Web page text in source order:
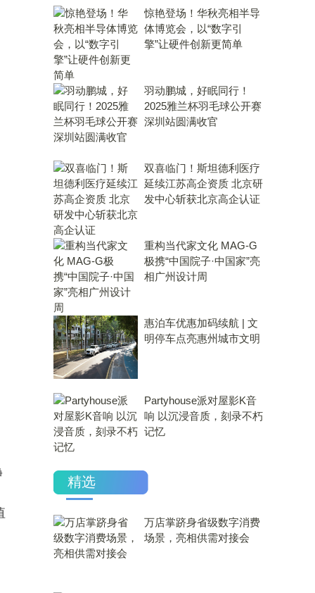
惊艳登场！华秋亮相半导
体博览会，以“数字引
擎”让硬件创新更简单
羽动鹏城，好眠同行！
2025雅兰杯羽毛球公开赛
深圳站圆满收官
双喜临门！斯坦德利医疗
延续江苏高企资质 北京研
发中心斩获北京高企认证
重构当代家文化 MAG-G
极携“中国院子·中国家”亮
相广州设计周
惠泊车优惠加码续航 | 文
明停车点亮惠州城市文明
Partyhouse派对屋影K音
响 以沉浸音质，刻录不朽
记忆
精选
万店掌跻身省级数字消费
场景，亮相供需对接会